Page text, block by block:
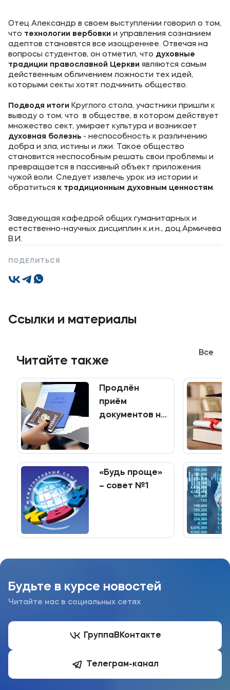
Отец Александр в своем выступлении говорил о том,
что технологии вербовки и управления сознанием
адептов становятся все изощреннее. Отвечая на
вопросы студентов, он отметил, что духовные
традиции православной Церкви являются самым
действенным обличением ложности тех идей,
которыми секты хотят подчинить общество.
Подводя итоги Круглого стола, участники пришли к
выводу о том, что в обществе, в котором действует
множество сект, умирает культура и возникает
духовная болезнь - неспособность к различению
добра и зла, истины и лжи. Такое общество
становится неспособным решать свои проблемы и
превращается в пассивный объект приложения
чужой воли. Следует извлечь урок из истории и
обратиться к традиционным духовным ценностям.
Заведующая кафедрой общих гуманитарных и
естественно-научных дисциплин к.и.н., доц.Армичева
В.И.
ПОДЕЛИТЬСЯ
Ссылки и материалы
Читайте также
Все
Продлён
приём
документов на
профессионального
образования
«Будь проще»
– совет №1
Будьте в курсе новостей
Читайте нас в социальных сетях
Группа ВКонтакте
Телеграм-канал